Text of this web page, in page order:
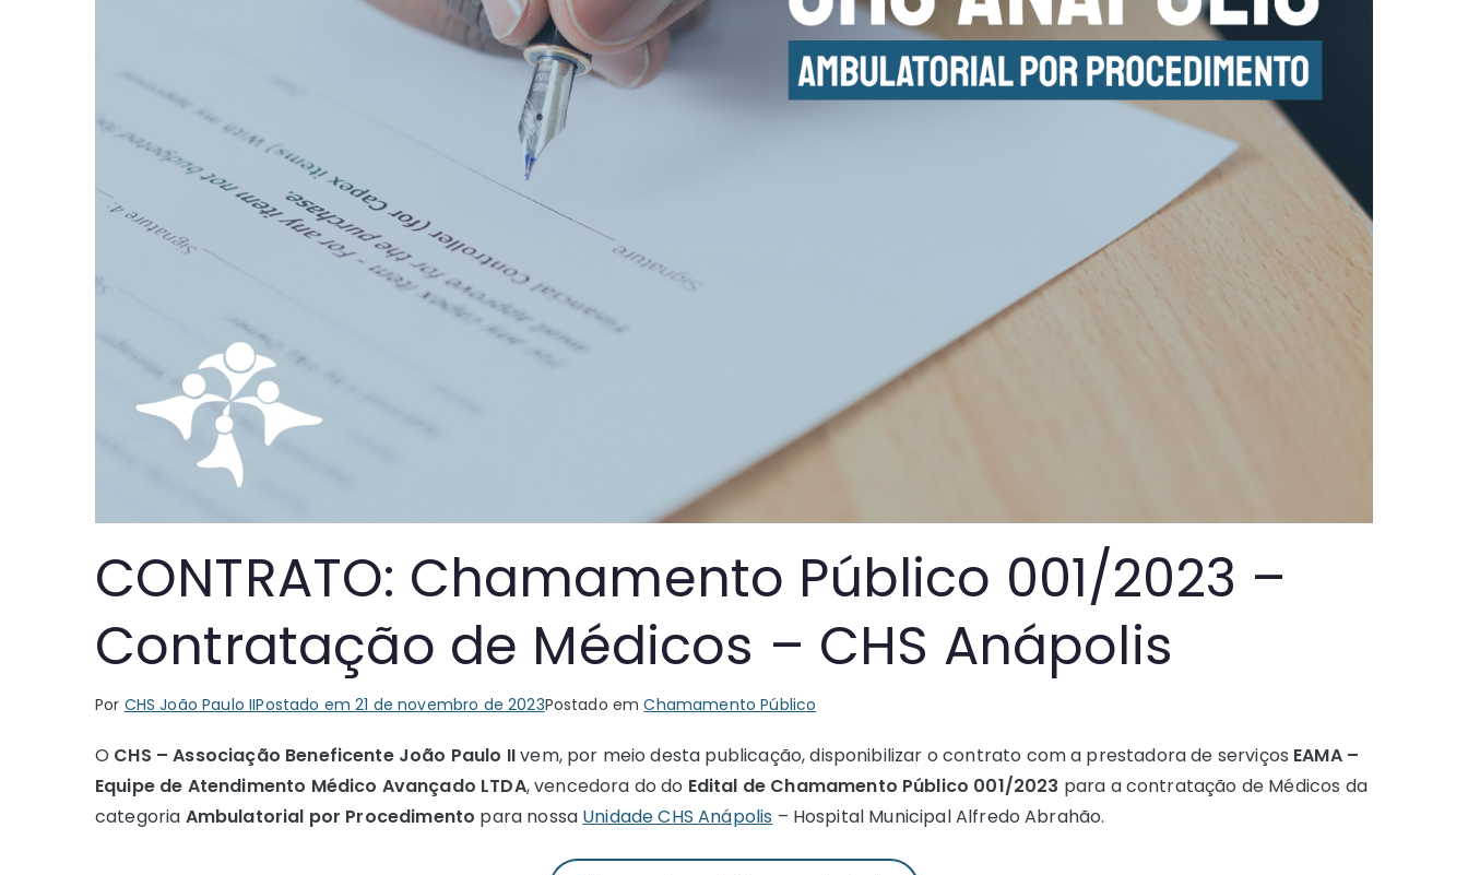
CONTRATO: Chamamento Público 001/2023 –
Contratação de Médicos – CHS Anápolis
Por CHS João Paulo IIPostado em21 de novembro de 2023Postado emChamamento Público
O CHS – Associação Beneficente João Paulo IIvem, por meio desta publicação, disponibilizar o contrato com a prestadora de serviços EAMA –
Equipe de Atendimento Médico Avançado LTDA, vencedora do do Edital de Chamamento Público 001/2023 para a contratação de Médicos da
categoria Ambulatorial por Procedimento para nossa Unidade CHS Anápolis – Hospital Municipal Alfredo Abrahão.